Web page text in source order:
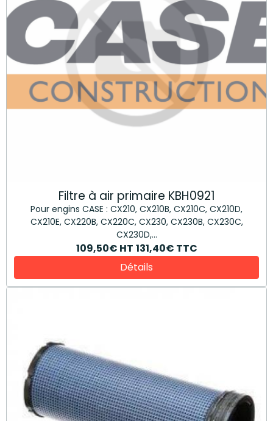
Filtre à air primaire KBH0921
Pour engins CASE : CX210, CX210B, CX210C, CX210D,
CX210E, CX220B, CX220C, CX230, CX230B, CX230C,
CX230D,...
109,50€ HT 131,40€ TTC
Détails